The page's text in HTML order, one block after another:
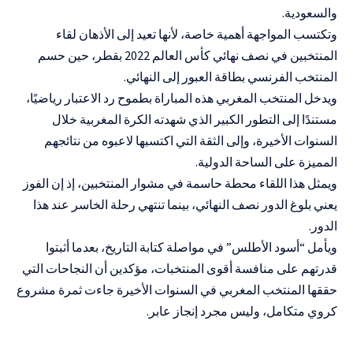
والسعودية.
وتكتسب المواجهة أهمية خاصة، لأنها تعيد إلى الأذهان لقاء
المنتخبين في نصف نهائي كأس العالم 2022 بقطر، حين حسم
المنتخب الفرنسي بطاقة العبور إلى النهائي.
ويدخل المنتخب المغربي هذه المباراة بطموح رد الاعتبار رياضيًا،
مستندًا إلى التطور الكبير الذي شهدته الكرة المغربية خلال
السنوات الأخيرة، وإلى الثقة التي اكتسبها لاعبوه من نتائجهم
المميزة على الساحة الدولية.
ويمثل هذا اللقاء محطة حاسمة في مشوار المنتخبين، إذ إن الفوز
يعني بلوغ الدور نصف النهائي، بينما تنتهي رحلة الخاسر عند هذا
الدور.
ويأمل “أسود الأطلس” في مواصلة كتابة التاريخ، بعدما أثبتوا
قدرتهم على منافسة أقوى المنتخبات، مؤكدين أن النجاحات التي
حققها المنتخب المغربي في السنوات الأخيرة جاءت ثمرة مشروع
كروي متكامل، وليس مجرد إنجاز عابر.